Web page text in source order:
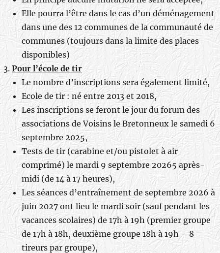
Elle pourra l’être dans le cas d’un déménagement
dans une des 12 communes de la communauté de
communes (toujours dans la limite des places
disponibles)
Pour l’école de tir
Le nombre d’inscriptions sera également limité,
Ecole de tir : né entre 2013 et 2018,
Les inscriptions se feront le jour du forum des
associations de Voisins le Bretonneux le samedi 6
septembre 2025,
Tests de tir (carabine et/ou pistolet à air
comprimé) le mardi 9 septembre 20265 après-
midi (de 14 à 17 heures),
Les séances d’entraînement de septembre 2026 à
juin 2027 ont lieu le mardi soir (sauf pendant les
vacances scolaires) de 17h à 19h (premier groupe
de 17h à 18h, deuxième groupe 18h à 19h – 8
tireurs par groupe),